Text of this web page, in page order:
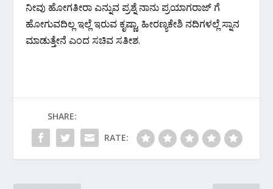
ನೀವು ಹೋಗತೀರಾ ಎನ್ನುವ ಪ್ರಶ್ನೆ ನಾನು ಪ್ರಯಾಗರಾಜ್ ಗೆ
ಹೋಗುವದಿಲ್ಲ ಇಲ್ಲೆ ಇರುವ ಕೃಷ್ಣಾ, ಹೀರಣ್ಯಕೇಶಿ ನದಿಗಳಲ್ಲೆ ಸ್ನಾನ
ಮಾಡುತ್ತೇನೆ ಎಂದ ಸಚಿವ ಸತೀಶ.
SHARE:
RATE: